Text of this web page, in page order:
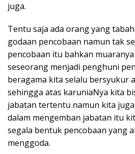
juga.
Tentu saja ada orang yang
godaan pencobaan namun tak
pencobaan itu bahkan
seseorang menjadi penghuni
beragama kita selalu bersyukur
sehingga atas karuniaNya kita
jabatan tertentu namun kita
dalam mengemban jabatan itu
segala bentuk pencobaan yang
menggoda.